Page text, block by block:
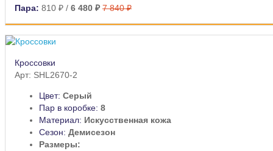
Пара: 810 ₽ / 6 480 ₽ 7 840 ₽
Кроссовки
Арт: SHL2670-2
Цвет: Серый
Пар в коробке: 8
Материал: Искусственная кожа
Сезон: Демисезон
Размеры: